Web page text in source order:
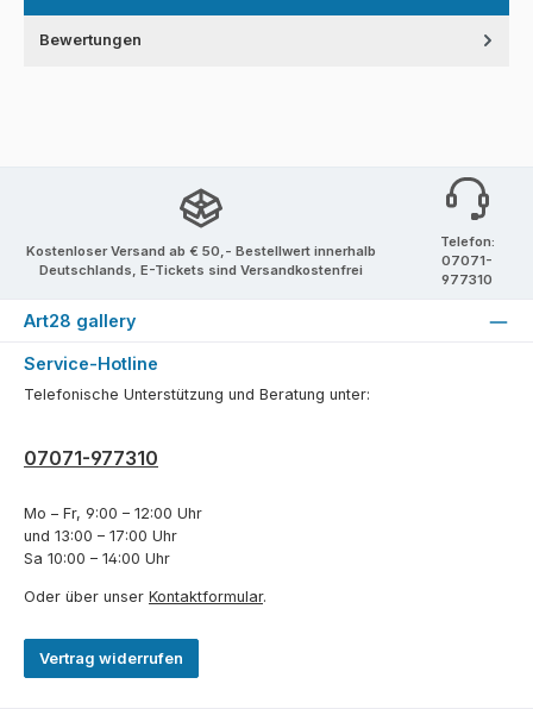
Bewertungen
Kostenloser Versand ab € 50,- Bestellwert innerhalb
Deutschlands, E-Tickets sind Versandkostenfrei
Telefon:
07071-
977310
Art28 gallery
Service-Hotline
Telefonische Unterstützung und Beratung unter:
07071-977310
Mo – Fr, 9:00 – 12:00 Uhr
und 13:00 – 17:00 Uhr
Sa 10:00 – 14:00 Uhr
Oder über unser Kontaktformular.
Vertrag widerrufen